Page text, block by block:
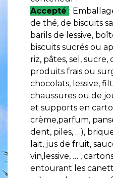
Accepté :
de thé, de biscuits
barils de lessive,
biscuits sucrés ou
riz, pâtes, sel,
produits frais ou
chocolats, lessive,
chaussures ou de
et supports en
crème,parfum,
dent, piles, …),
lait, jus de fruit,
vin,lessive, … ,
entourant les